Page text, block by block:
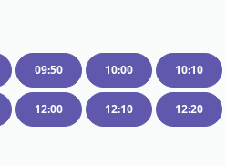
09:50 10:00 10:10
12:00 12:10 12:20